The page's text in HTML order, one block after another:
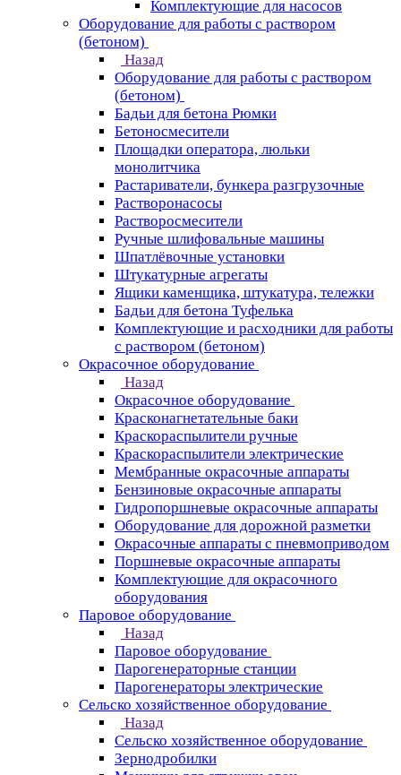
Комплектующие для насосов
Оборудование для работы с раствором
(бетоном)
Назад
Оборудование для работы с раствором
(бетоном)
Бадьи для бетона Рюмки
Бетоносмесители
Площадки оператора, люльки
монолитчика
Растариватели, бункера разгрузочные
Растворонасосы
Растворосмесители
Ручные шлифовальные машины
Шпатлёвочные установки
Штукатурные агрегаты
Ящики каменщика, штукатура, тележки
Бадьи для бетона Туфелька
Комплектующие и расходники для работы
с раствором (бетоном)
Окрасочное оборудование
Назад
Окрасочное оборудование
Красконагнетательные баки
Краскораспылители ручные
Краскораспылители электрические
Мембранные окрасочные аппараты
Бензиновые окрасочные аппараты
Гидропоршневые окрасочные аппараты
Оборудование для дорожной разметки
Окрасочные аппараты с пневмоприводом
Поршневые окрасочные аппараты
Комплектующие для окрасочного
оборудования
Паровое оборудование
Назад
Паровое оборудование
Парогенераторные станции
Парогенераторы электрические
Сельско хозяйственное оборудование
Назад
Сельско хозяйственное оборудование
Зернодробилки